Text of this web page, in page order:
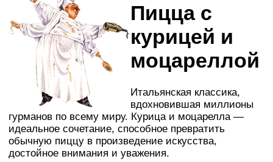
Пицца с
курицей и
моцареллой
Итальянская классика,
вдохновившая миллионы
гурманов по всему миру. Курица и моцарелла —
идеальное сочетание, способное превратить
обычную пиццу в произведение искусства,
достойное внимания и уважения.